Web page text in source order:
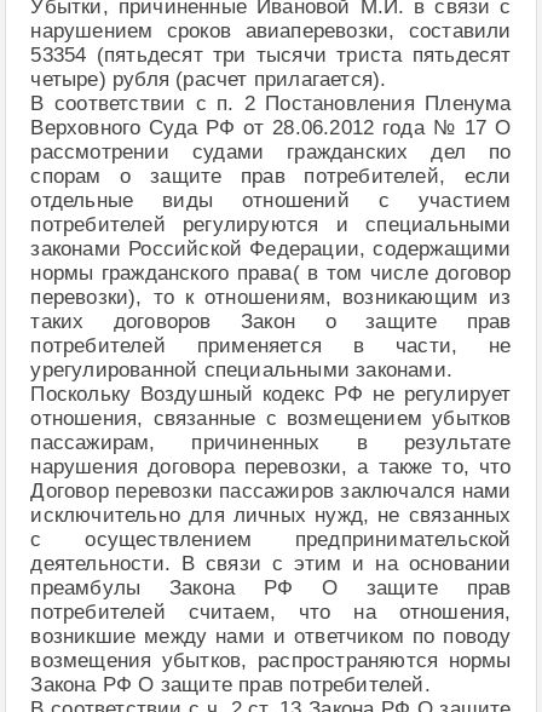
Убытки, причиненные Ивановой М.И. в связи с
нарушением сроков авиаперевозки, составили
53354 (пятьдесят три тысячи триста пятьдесят
четыре) рубля (расчет прилагается).
В соответствии с п. 2 Постановления Пленума
Верховного Суда РФ от 28.06.2012 года № 17 О
рассмотрении судами гражданских дел по
спорам о защите прав потребителей, если
отдельные виды отношений с участием
потребителей регулируются и специальными
законами Российской Федерации, содержащими
нормы гражданского права( в том числе договор
перевозки), то к отношениям, возникающим из
таких договоров Закон о защите прав
потребителей применяется в части, не
урегулированной специальными законами.
Поскольку Воздушный кодекс РФ не регулирует
отношения, связанные с возмещением убытков
пассажирам, причиненных в результате
нарушения договора перевозки, а также то, что
Договор перевозки пассажиров заключался нами
исключительно для личных нужд, не связанных
с осуществлением предпринимательской
деятельности. В связи с этим и на основании
преамбулы Закона РФ О защите прав
потребителей считаем, что на отношения,
возникшие между нами и ответчиком по поводу
возмещения убытков, распространяются нормы
Закона РФ О защите прав потребителей.